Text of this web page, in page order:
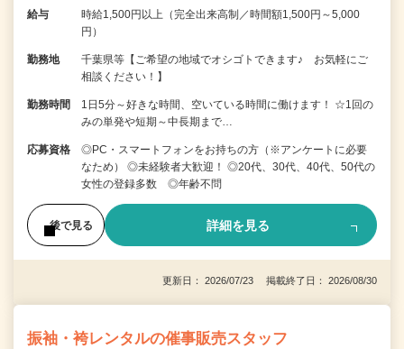
給与
時給1,500円以上（完全出来高制／時間額1,500円～5,000
円）
勤務地
千葉県等【ご希望の地域でオシゴトできます♪ お気軽にご
相談ください！】
勤務時間
1日5分～好きな時間、空いている時間に働けます！ ☆1回の
みの単発や短期～中長期まで…
応募資格
◎PC・スマートフォンをお持ちの方（※アンケートに必要
なため） ◎未経験者大歓迎！ ◎20代、30代、40代、50代の
女性の登録多数 ◎年齢不問
後で見る 詳細を見る
更新日： 2026/07/23 掲載終了日： 2026/08/30
振袖・袴レンタルの催事販売スタッフ